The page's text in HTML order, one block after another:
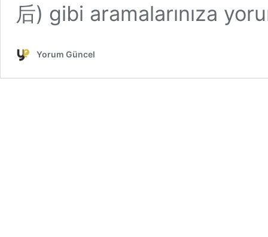
后) gibi aramalarınıza
Yorum Güncel